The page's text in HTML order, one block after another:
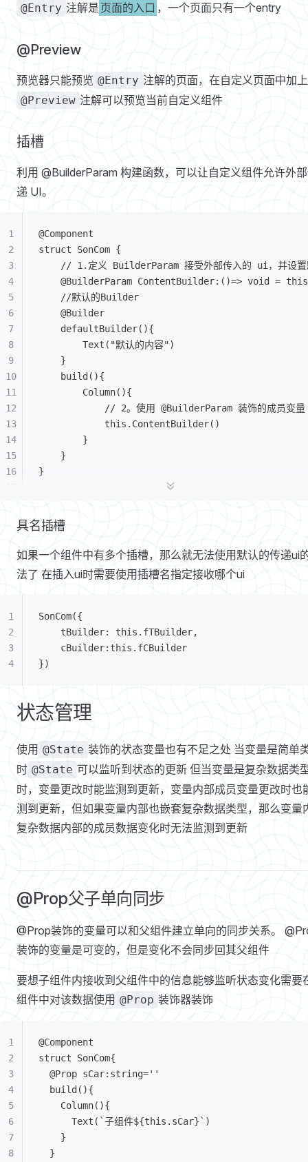
@Entry 注解是 页面的入口 ，一个页面只有一个entry
@Preview
预览器只能预览 @Entry 注解的页面，在自定义页面中加上
@Preview 注解可以预览当前自定义组件
插槽
利用 @BuilderParam 构建函数，可以让自定义组件允许外
递 UI。
@Component
struct SonCom {
// 1.定义 BuilderParam 接受外部传入的 ui，并设置
@BuilderParam ContentBuilder:()=> void =
	//默认的Builder
	@Builder
	defaultBuilder(){
		Text("默认的内容")
	}
	build(){
		Column(){
			// 2。使用 @BuilderParam 装饰的成员变量
			this.ContentBuilder()
		}
	}
}
@Entry
@Component
struct Index{
	build(){
		Column({ space: 15 }){
				Button(‘待付款")
			}
具名插槽
如果一个组件中有多个插槽，那么就无法使用默认的传递ui
法了 在插入ui时需要使用插槽名指定接收哪个ui
SonCom({
	tBuilder: this.fTBuilder,
	cBuilder:this.fCBuilder
})
状态管理
使用 @State 装饰的状态变量也有不足之处 当变量是简单
时 @State 可以监听到状态的更新 但当变量是复杂数据类
时，变量更改时能监测到更新，变量内部成员变量更改时也
测到更新，但如果变量内部也嵌套复杂数据类型，那么变量
复杂数据内部的成员数据变化时无法监测到更新
@Prop父子单向同步
@Prop装饰的变量可以和父组件建立单向的同步关系。
装饰的变量是可变的，但是变化不会同步回其父组件
要想子组件内接收到父组件中的信息能够监听状态变化需要
组件中对该数据使用 @Prop 装饰器装饰
@Component
struct SonCom{
  @Prop sCar:string=''
  build(){
    Column(){
      Text(`子组件${this.sCar}`)
    }
  }